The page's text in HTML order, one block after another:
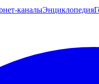
каналыЭнциклопедия